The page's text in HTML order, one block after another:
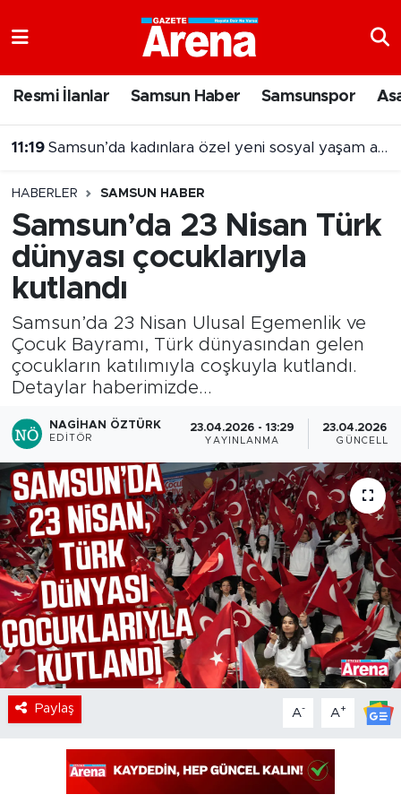
Resmi İlanlar Samsun Haber Samsunspor
11:09 Samsun ilçe merkezinde 1,6 kilometrelik yol yenileniyor
HABERLER SAMSUN HABER
Samsun’da 23 Nisan Türk
dünyası çocuklarıyla
kutlandı
Samsun’da 23 Nisan Ulusal Egemenlik ve
Çocuk Bayramı, Türk dünyasından gelen
çocukların katılımıyla coşkuyla kutlandı.
Detaylar haberimizde...
NAGIHAN ÖZTÜRK
EDITÖR
23.04.2026 - 13:29
YAYINLANMA
23.04.2026 -
Paylaş A- A+
Süper Lig Puan Durumu ve Fikstür
Tüm Manşetler
Son Dakika Haberleri
Haber Arşivi